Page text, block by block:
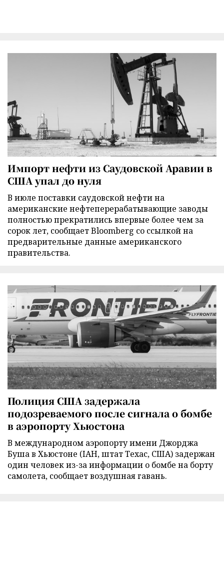
Импорт нефти из Саудовской Аравии в
США упал до нуля
В июле поставки саудовской нефти на
американские нефтеперерабатывающие заводы
полностью прекратились впервые более чем за
сорок лет, сообщает Bloomberg со ссылкой на
предварительные данные американского
правительства.
Полиция США задержала
подозреваемого после сигнала о бомбе
в аэропорту Хьюстона
В международном аэропорту имени Джорджа
Буша в Хьюстоне (IAH, штат Техас, США) задержан
один человек из-за информации о бомбе на борту
самолета, сообщает воздушная гавань.